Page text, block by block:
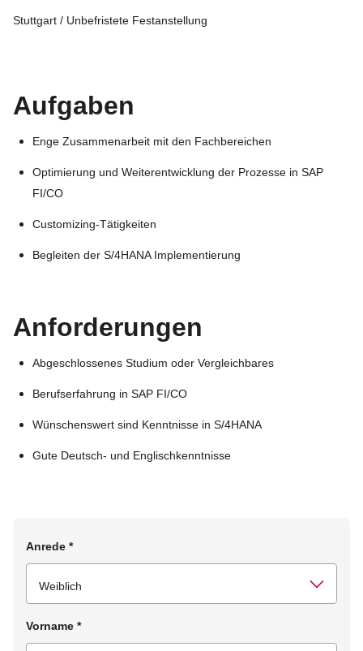
Stuttgart / Unbefristete Festanstellung
Aufgaben
Enge Zusammenarbeit mit den Fachbereichen
Optimierung und Weiterentwicklung der Prozesse in SAP
FI/CO
Customizing-Tätigkeiten
Begleiten der S/4HANA Implementierung
Anforderungen
Abgeschlossenes Studium oder Vergleichbares
Berufserfahrung in SAP FI/CO
Wünschenswert sind Kenntnisse in S/4HANA
Gute Deutsch- und Englischkenntnisse
Anrede *
Vorname *